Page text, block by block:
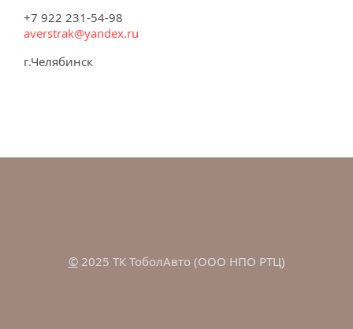
+7 922 231-54-98
averstrak@yandex.ru
г.Челябинск
© 2025 ТК ТоболАвто (ООО НПО РТЦ)